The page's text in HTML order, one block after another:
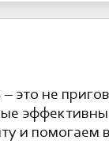
это не
и помогаем